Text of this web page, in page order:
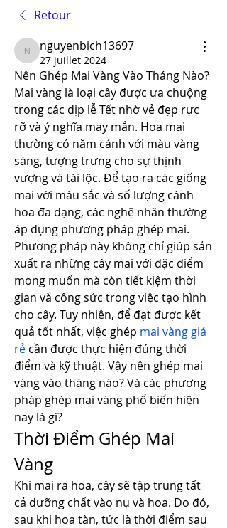
Retour
nguyenbich13697
nguyenbich13697
27 juillet 2024
Nên Ghép Mai Vàng Vào Tháng Nào?
Mai vàng là loại cây được ưa chuộng
trong các dịp lễ Tết nhờ vẻ đẹp rực
rỡ và ý nghĩa may mắn. Hoa mai
thường có năm cánh với màu vàng
sáng, tượng trưng cho sự thịnh
vượng và tài lộc. Để tạo ra các giống
mai với màu sắc và số lượng cánh
hoa đa dạng, các nghệ nhân thường
áp dụng phương pháp ghép mai.
Phương pháp này không chỉ giúp sản
xuất ra những cây mai với đặc điểm
mong muốn mà còn tiết kiệm thời
gian và công sức trong việc tạo hình
cho cây. Tuy nhiên, để đạt được kết
quả tốt nhất, việc ghép mai vàng giá
rẻ cần được thực hiện đúng thời
điểm và kỹ thuật. Vậy nên ghép mai
vàng vào tháng nào? Và các phương
pháp ghép mai vàng phổ biến hiện
nay là gì?
Thời Điểm Ghép Mai
Vàng
Khi mai ra hoa, cây sẽ tập trung tất
cả dưỡng chất vào nụ và hoa. Do đó,
sau khi hoa tàn, tức là thời điểm sau